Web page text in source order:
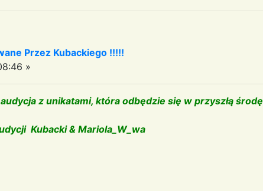
Przez Kubackiego !!!!!
»
z unikatami, która odbędzie się w przyszłą środę
Kubacki & Mariola_W_wa